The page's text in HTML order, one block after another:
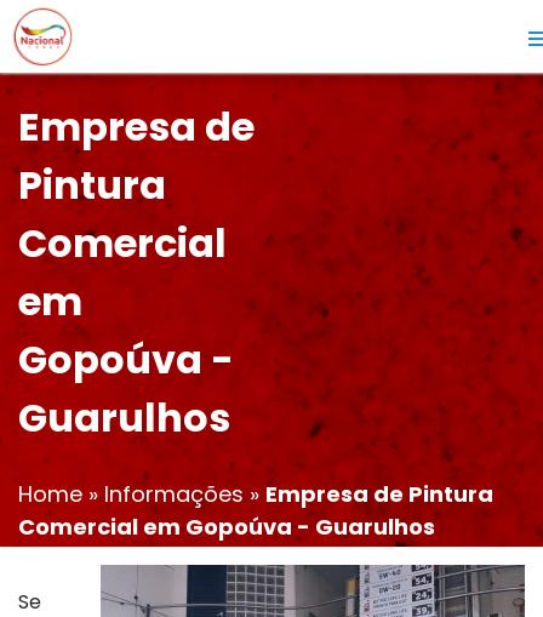
Empresa de
Pintura
Comercial
em
Gopoúva -
Guarulhos
Home » Informações » Empresa de Pintura
Comercial em Gopoúva - Guarulhos
Se